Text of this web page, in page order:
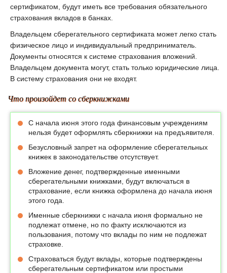
сертификатом, будут иметь все требования обязательного
страхования вкладов в банках.
Владельцем сберегательного сертификата может легко стать
физическое лицо и индивидуальный предприниматель.
Документы относятся к системе страхования вложений.
Владельцем документа могут, стать только юридические лица.
В систему страхования они не входят.
Что произойдет со сберкнижками
С начала июня этого года финансовым учреждениям
нельзя будет оформлять сберкнижки на предъявителя.
Безусловный запрет на оформление сберегательных
книжек в законодательстве отсутствует.
Вложение денег, подтвержденные именными
сберегательными книжками, будут включаться в
страхование, если книжка оформлена до начала июня
этого года.
Именные сберкнижки с начала июня формально не
подлежат отмене, но по факту исключаются из
пользования, потому что вклады по ним не подлежат
страховке.
Страховаться будут вклады, которые подтверждены
сберегательным сертификатом или простыми